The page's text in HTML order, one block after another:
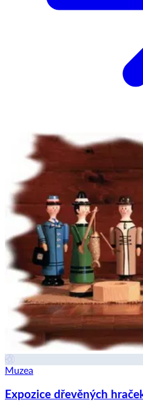
Muzea
Expozice dřevěných